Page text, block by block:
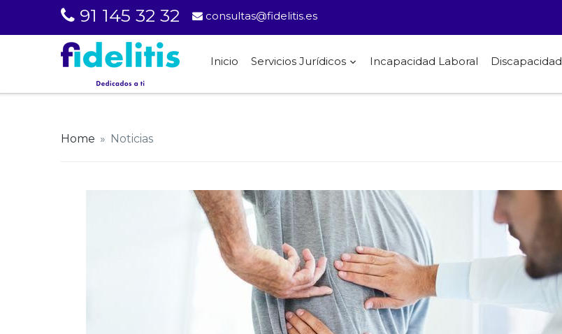
91 145 32 32 consultas@fidelitis.es
Inicio Servicios Jurídicos Incapacidad Laboral Discapacidad
Home » Noticias